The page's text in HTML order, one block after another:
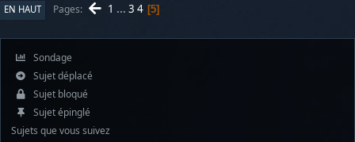
EN HAUT Pages 1 ... 3 4 5
Sondage
Sujet déplacé
Sujet bloqué
Sujet épinglé
Sujets que vous suivez